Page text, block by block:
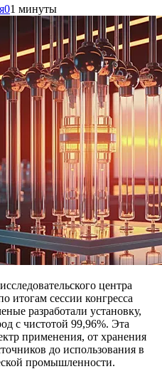
01 минуты
центра
итогам сессии конгресса
разработали установку,
с чистотой 99,96%. Эта
применения, от хранения
до использования в
промышленности.